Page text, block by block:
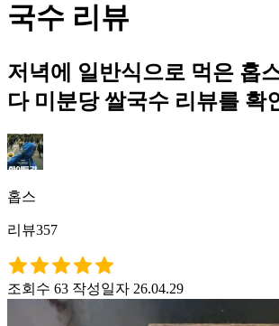
국수 리뷰
저녁에 일반식으로 먹은 홉
다 미분당 쌀국수 리뷰를 확
홉스
리뷰357
조회수 63 작성일자 26.04.29